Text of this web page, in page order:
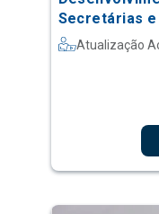
Secretárias
Atualização